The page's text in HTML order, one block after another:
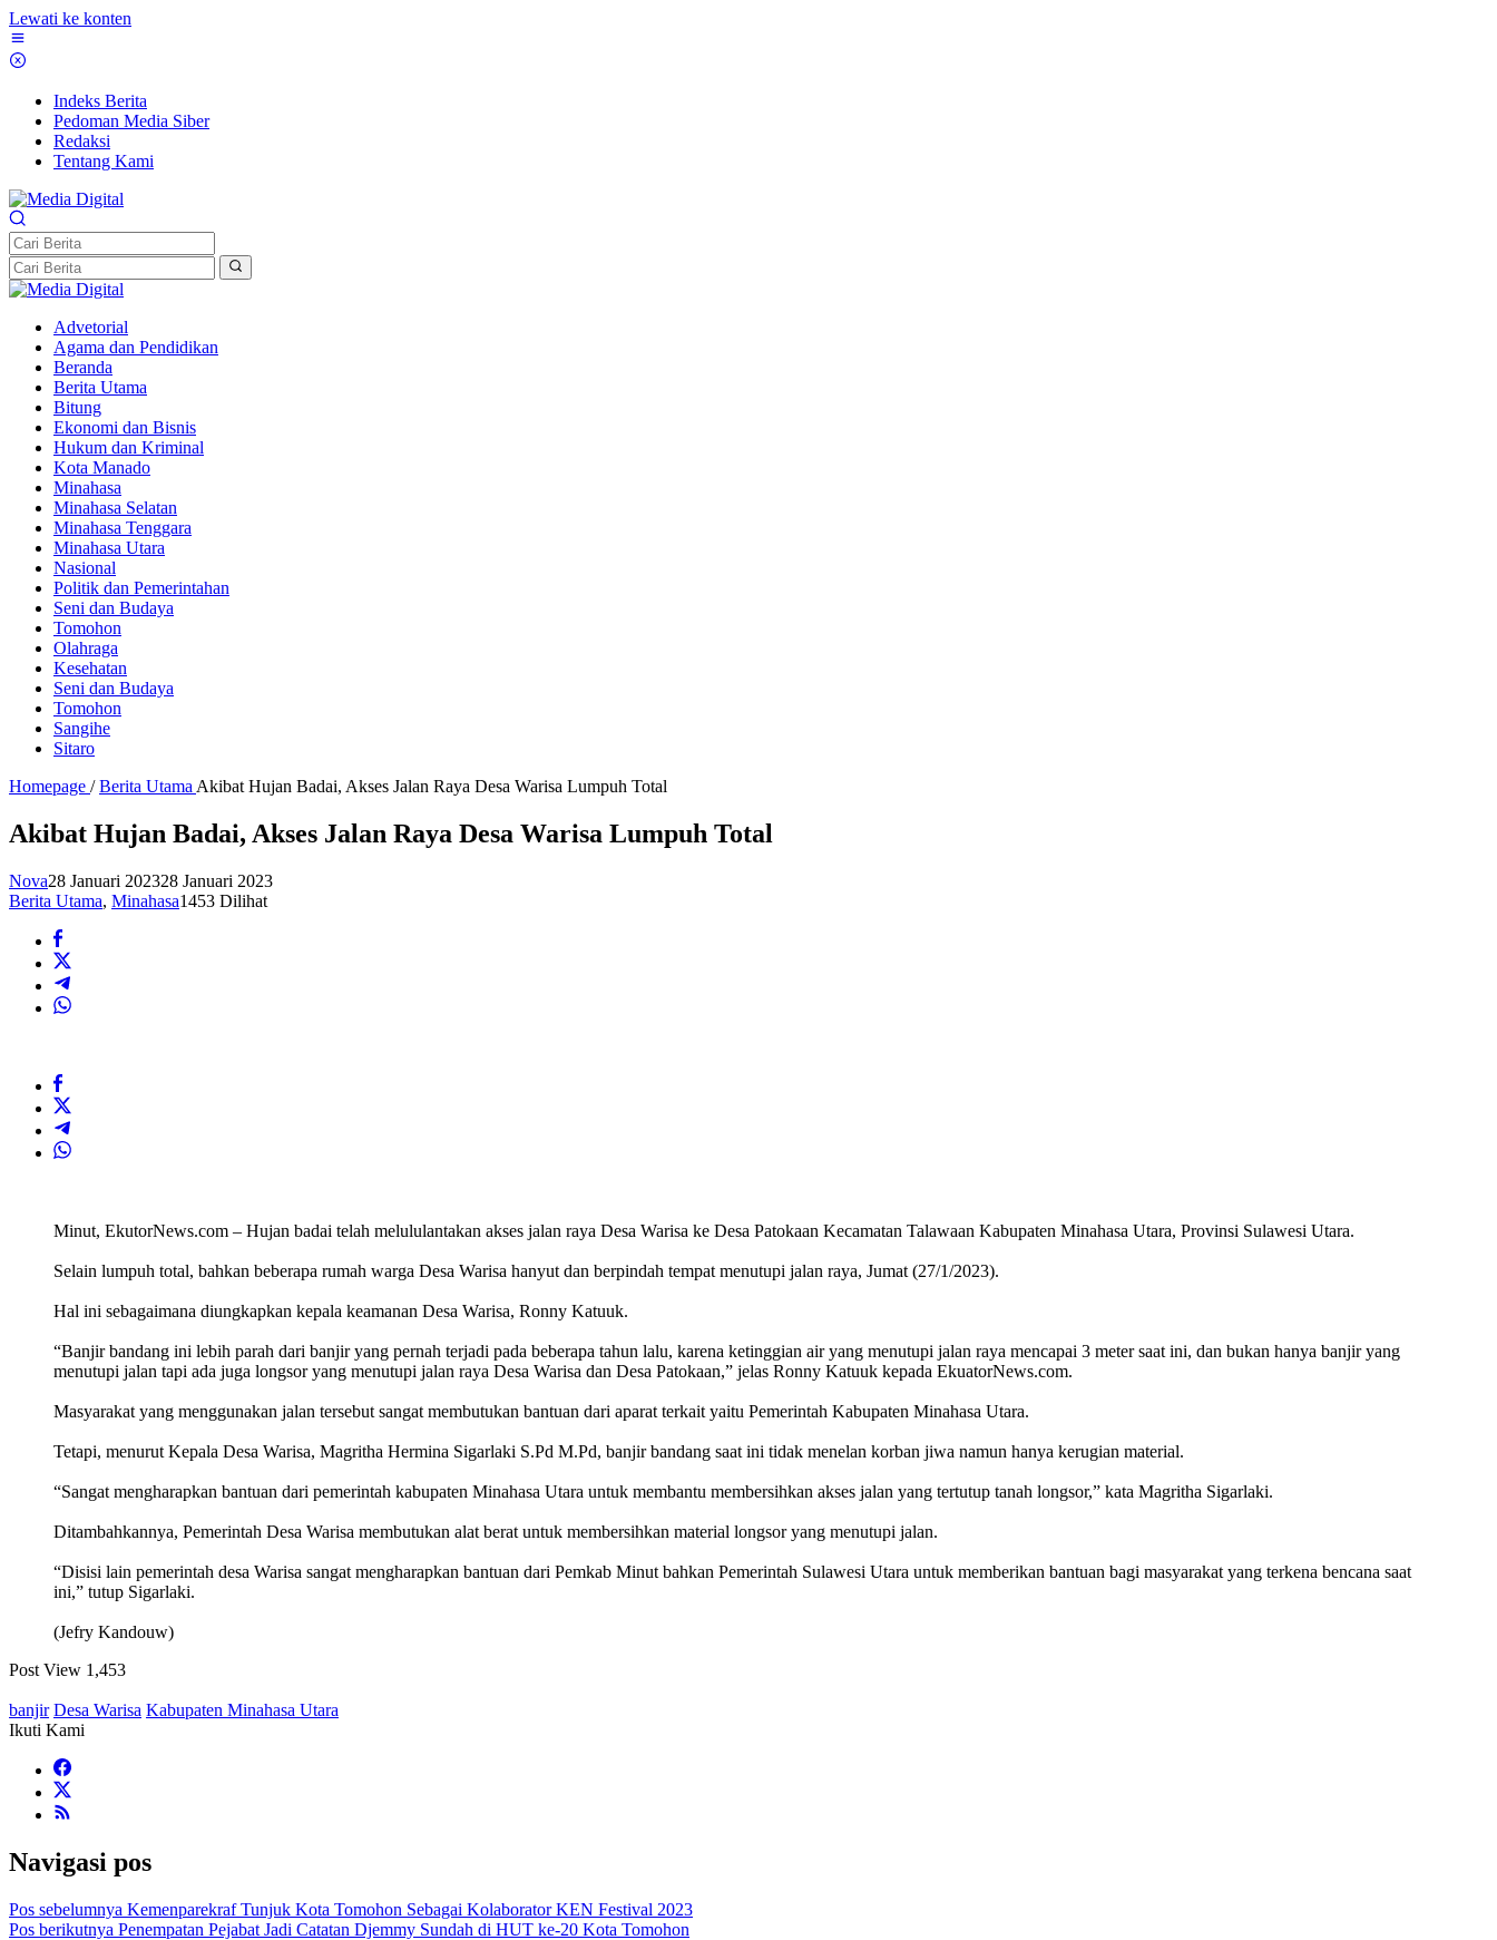
Lewati ke konten
Indeks Berita
Pedoman Media Siber
Redaksi
Tentang Kami
Advetorial
Agama dan Pendidikan
Beranda
Berita Utama
Bitung
Ekonomi dan Bisnis
Hukum dan Kriminal
Kota Manado
Minahasa
Minahasa Selatan
Minahasa Tenggara
Minahasa Utara
Nasional
Politik dan Pemerintahan
Seni dan Budaya
Tomohon
Olahraga
Kesehatan
Seni dan Budaya
Tomohon
Sangihe
Sitaro
Homepage / Berita Utama Akibat Hujan Badai, Akses Jalan Raya Desa Warisa Lumpuh Total
Akibat Hujan Badai, Akses Jalan Raya Desa Warisa Lumpuh Total
Nova28 Januari 202328 Januari 2023
Berita Utama, Minahasa1453 Dilihat
Minut, EkutorNews.com – Hujan badai telah melululantakan akses jalan raya Desa Warisa ke Desa Patokaan Kecamatan Talawaan Kabupaten Minahasa Utara, Provinsi Sulawesi Utara.
Selain lumpuh total, bahkan beberapa rumah warga Desa Warisa hanyut dan berpindah tempat menutupi jalan raya, Jumat (27/1/2023).
Hal ini sebagaimana diungkapkan kepala keamanan Desa Warisa, Ronny Katuuk.
“Banjir bandang ini lebih parah dari banjir yang pernah terjadi pada beberapa tahun lalu, karena ketinggian air yang menutupi jalan raya mencapai 3 meter saat ini, dan bukan hanya banjir yang
menutupi jalan tapi ada juga longsor yang menutupi jalan raya Desa Warisa dan Desa Patokaan,” jelas Ronny Katuuk kepada EkuatorNews.com.
Masyarakat yang menggunakan jalan tersebut sangat membutukan bantuan dari aparat terkait yaitu Pemerintah Kabupaten Minahasa Utara.
Tetapi, menurut Kepala Desa Warisa, Magritha Hermina Sigarlaki S.Pd M.Pd, banjir bandang saat ini tidak menelan korban jiwa namun hanya kerugian material.
“Sangat mengharapkan bantuan dari pemerintah kabupaten Minahasa Utara untuk membantu membersihkan akses jalan yang tertutup tanah longsor,” kata Magritha Sigarlaki.
Ditambahkannya, Pemerintah Desa Warisa membutukan alat berat untuk membersihkan material longsor yang menutupi jalan.
“Disisi lain pemerintah desa Warisa sangat mengharapkan bantuan dari Pemkab Minut bahkan Pemerintah Sulawesi Utara untuk memberikan bantuan bagi masyarakat yang terkena bencana saat
ini,” tutup Sigarlaki.
(Jefry Kandouw)
Post View 1,453
banjir Desa Warisa Kabupaten Minahasa Utara
Ikuti Kami
Navigasi pos
Pos sebelumnya Kemenparekraf Tunjuk Kota Tomohon Sebagai Kolaborator KEN Festival 2023
Pos berikutnya Penempatan Pejabat Jadi Catatan Djemmy Sundah di HUT ke-20 Kota Tomohon